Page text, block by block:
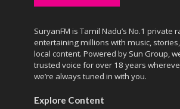
SuryanFM is Tamil Nadu’s No.1 private
entertaining millions with music,
local content. Powered by Sun Group,
trusted voice for over 18 years
we’re always tuned in with you.
Explore Content